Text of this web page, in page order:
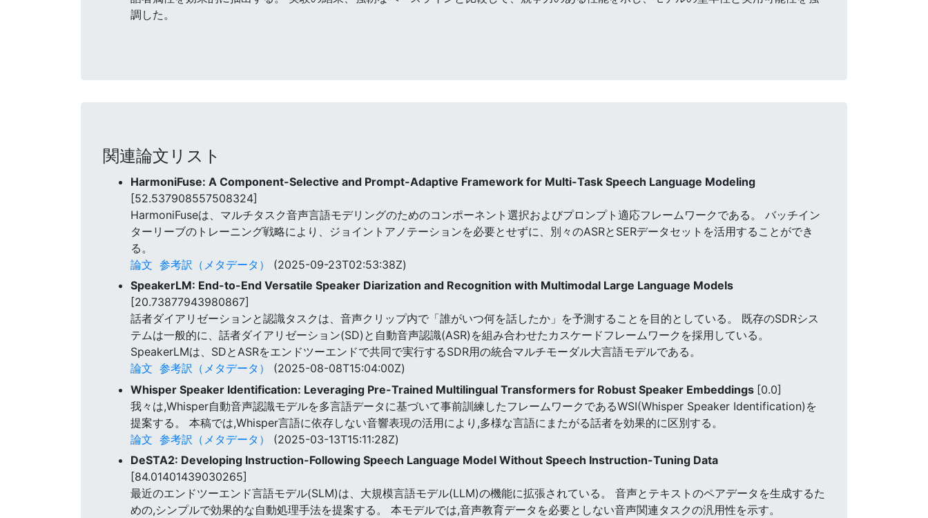
調した。
関連論文リスト
HarmoniFuse: A Component-Selective and Prompt-Adaptive Framework for Multi-Task Speech Language Modeling
[52.537908557508324]
HarmoniFuseは、マルチタスク音声言語モデリングのためのコンポーネント選択およびプロンプト適応フレームワークである。 バッチイン
ターリーブのトレーニング戦略により、ジョイントアノテーションを必要とせずに、別々のASRとSERデータセットを活用することができ
る。
論文 参考訳（メタデータ）
(2025-09-23T02:53:38Z)
SpeakerLM: End-to-End Versatile Speaker Diarization and Recognition with Multimodal Large Language Models
[20.73877943980867]
話者ダイアリゼーションと認識タスクは、音声クリップ内で「誰がいつ何を話したか」を予測することを目的としている。 既存のSDRシス
テムは一般的に、話者ダイアリゼーション(SD)と自動音声認識(ASR)を組み合わせたカスケードフレームワークを採用している。
SpeakerLMは、SDとASRをエンドツーエンドで共同で実行するSDR用の統合マルチモーダル大言語モデルである。
論文 参考訳（メタデータ）
(2025-08-08T15:04:00Z)
Whisper Speaker Identification: Leveraging Pre-Trained Multilingual Transformers for Robust Speaker Embeddings [0.0]
我々は,Whisper自動音声認識モデルを多言語データに基づいて事前訓練したフレームワークであるWSI(Whisper Speaker Identification)を
提案する。 本稿では,Whisper言語に依存しない音響表現の活用により,多様な言語にまたがる話者を効果的に区別する。
論文 参考訳（メタデータ）
(2025-03-13T15:11:28Z)
DeSTA2: Developing Instruction-Following Speech Language Model Without Speech Instruction-Tuning Data
[84.01401439030265]
最近のエンドツーエンド言語モデル(SLM)は、大規模言語モデル(LLM)の機能に拡張されている。 音声とテキストのペアデータを生成するた
めの,シンプルで効果的な自動処理手法を提案する。 本モデルでは,音声教育データを必要としない音声関連タスクの汎用性を示す。